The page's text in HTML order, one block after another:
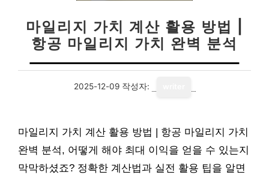
마일리지 가치 계산 활용 방법 |
항공 마일리지 가치 완벽 분석
2025-12-09 작성자:
마일리지 가치 계산 활용 방법 | 항공 마일리지 가치
완벽 분석, 어떻게 해야 최대 이익을 얻을 수 있는지
막막하셨죠? 정확한 계산법과 실전 활용 팁을 알면